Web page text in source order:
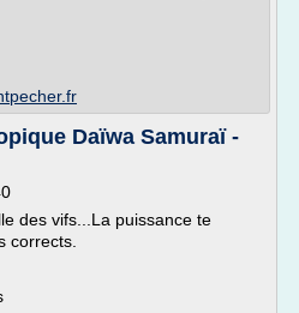
Daïwa Samuraï -
des vifs...La puissance te
corrects.